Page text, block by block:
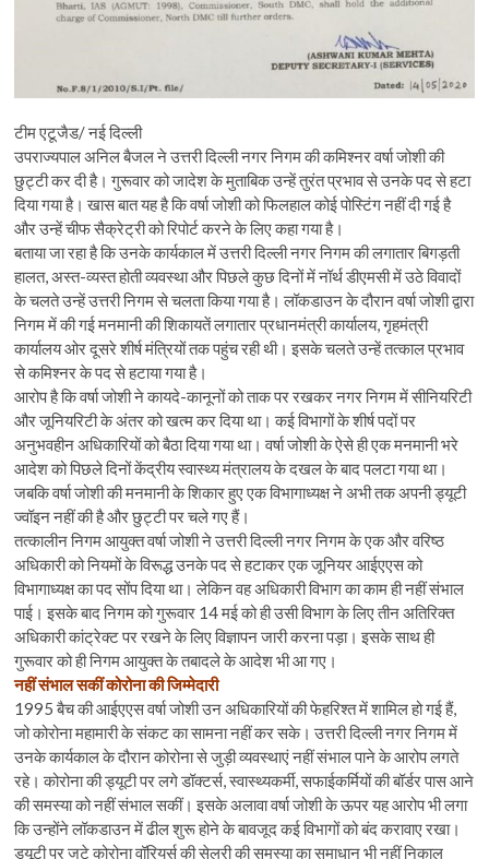
टीम एटूजैड/ नई दिल्ली
उपराज्यपाल अनिल बैजल ने उत्तरी दिल्ली नगर निगम की कमिश्नर वर्षा जोशी की
छुट्टी कर दी है। गुरूवार को जादेश के मुताबिक उन्हें तुरंत प्रभाव से उनके पद से हटा
दिया गया है। खास बात यह है कि वर्षा जोशी को फिलहाल कोई पोस्टिंग नहीं दी गई है
और उन्हें चीफ सैक्रेट्री को रिपोर्ट करने के लिए कहा गया है।
बताया जा रहा है कि उनके कार्यकाल में उत्तरी दिल्ली नगर निगम की लगातार बिगड़ती
हालत, अस्त-व्यस्त होती व्यवस्था और पिछले कुछ दिनों में नॉर्थ डीएमसी में उठे विवादों
के चलते उन्हें उत्तरी निगम से चलता किया गया है। लॉकडाउन के दौरान वर्षा जोशी द्वारा
निगम में की गई मनमानी की शिकायतें लगातार प्रधानमंत्री कार्यालय, गृहमंत्री
कार्यालय ओर दूसरे शीर्ष मंत्रियों तक पहुंच रही थी। इसके चलते उन्हें तत्काल प्रभाव
से कमिश्नर के पद से हटाया गया है।
आरोप है कि वर्षा जोशी ने कायदे-कानूनों को ताक पर रखकर नगर निगम में सीनियरिटी
और जूनियरिटी के अंतर को खत्म कर दिया था। कई विभागों के शीर्ष पदों पर
अनुभवहीन अधिकारियों को बैठा दिया गया था। वर्षा जोशी के ऐसे ही एक मनमानी भरे
आदेश को पिछले दिनों केंद्रीय स्वास्थ्य मंत्रालय के दखल के बाद पलटा गया था।
जबकि वर्षा जोशी की मनमानी के शिकार हुए एक विभागाध्यक्ष ने अभी तक अपनी ड्यूटी
ज्वॉइन नहीं की है और छुट्टी पर चले गए हैं।
तत्कालीन निगम आयुक्त वर्षा जोशी ने उत्तरी दिल्ली नगर निगम के एक और वरिष्ठ
अधिकारी को नियमों के विरूद्ध उनके पद से हटाकर एक जूनियर आईएएस को
विभागाध्यक्ष का पद सोंप दिया था। लेकिन वह अधिकारी विभाग का काम ही नहीं संभाल
पाई। इसके बाद निगम को गुरूवार 14 मई को ही उसी विभाग के लिए तीन अतिरिक्त
अधिकारी कांट्रेक्ट पर रखने के लिए विज्ञापन जारी करना पड़ा। इसके साथ ही
गुरूवार को ही निगम आयुक्त के तबादले के आदेश भी आ गए।
नहीं संभाल सकीं कोरोना की जिम्मेदारी
1995 बैच की आईएएस वर्षा जोशी उन अधिकारियों की फेहरिश्त में शामिल हो गई हैं,
जो कोरोना महामारी के संकट का सामना नहीं कर सके। उत्तरी दिल्ली नगर निगम में
उनके कार्यकाल के दौरान कोरोना से जुड़ी व्यवस्थाएं नहीं संभाल पाने के आरोप लगते
रहे। कोरोना की ड्यूटी पर लगे डॉक्टर्स, स्वास्थ्यकर्मी, सफाईकर्मियों की बॉर्डर पास आने
की समस्या को नहीं संभाल सकीं। इसके अलावा वर्षा जोशी के ऊपर यह आरोप भी लगा
कि उन्होंने लॉकडाउन में ढील शुरू होने के बावजूद कई विभागों को बंद करावाए रखा।
ड्यूटी पर जुटे कोरोना वॉरियर्स की सेलरी की समस्या का समाधान भी नहीं निकाल